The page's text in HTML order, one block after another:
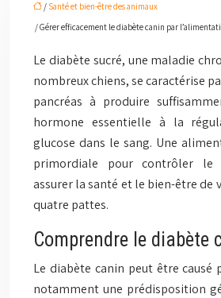
/ Santé et bien-être des animaux
/ Gérer efficacement le diabète canin par
Le diabète sucré, une maladie
nombreux chiens, se caractérise
pancréas à produire
hormone essentielle à la
glucose dans le sang. Une
primordiale pour contrôler le
assurer la santé et le bien-être de
quatre pattes.
Comprendre le diabète
Le diabète canin peut être causé
notamment une prédisposition